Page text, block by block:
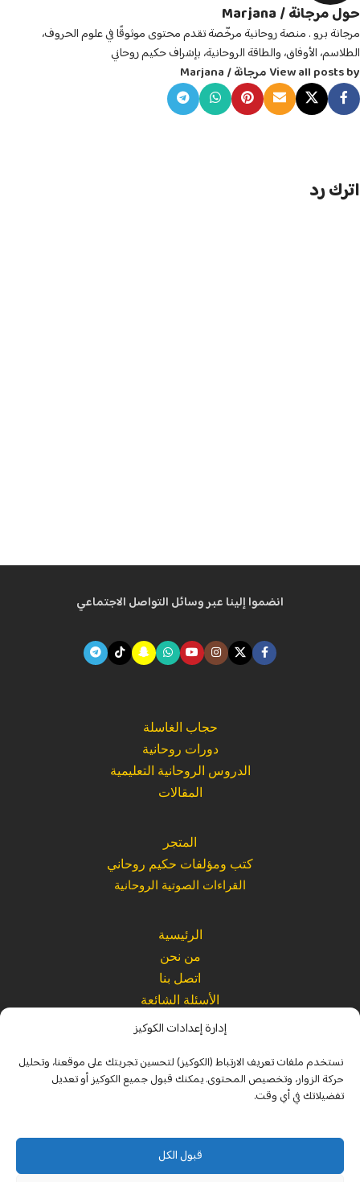
إدارة إعدادات الكوكيز
نستخدم ملفات تعريف الارتباط (الكوكيز) لتحسين تجربتك على موقعنا، وتحليل
حركة الزوار، وتخصيص المحتوى. يمكنك قبول جميع الكوكيز أو تعديل
تفضيلاتك في أي وقت.
قبول الكل
حول مرجانة / Marjana
مرجانة برو . منصة روحانية مرخّصة تقدم محتوى موثوقًا في علوم الحروف،
الطلاسم، الأوفاق، والطاقة الروحانية، بإشراف حكيم روحاني
View all posts by مرجانة / Marjana
اترك رد
انضموا إلينا عبر وسائل التواصل الاجتماعي
حجاب الغاسلة
دورات روحانية
الدروس الروحانية التعليمية
المقالات
المتجر
كتب ومؤلفات حكيم روحاني
القراءات الصوتية الروحانية
الرئيسية
من نحن
اتصل بنا
الأسئلة الشائعة
Usage Policy
|
Spiritual Disclaimer
|
Legal
إعداد وتحرير: حكيم روحاني
marjana@marjana.pro